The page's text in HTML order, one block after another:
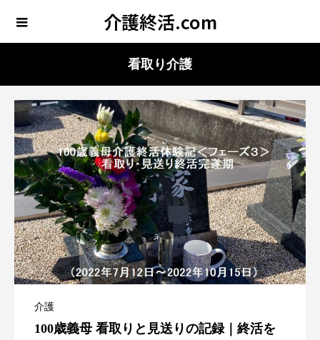
介護終活.com
看取り介護
介護
100歳義母 看取りと見送りの記録｜終活を